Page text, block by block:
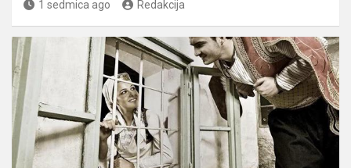
1 sedmica ago Redakcija